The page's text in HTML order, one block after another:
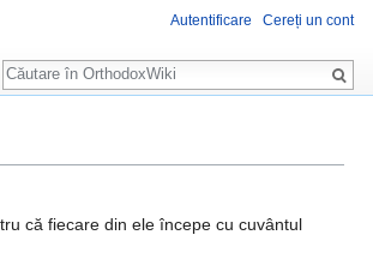
că fiecare din ele începe cu cuvântul
Autentificare Cereți un cont
Căutare